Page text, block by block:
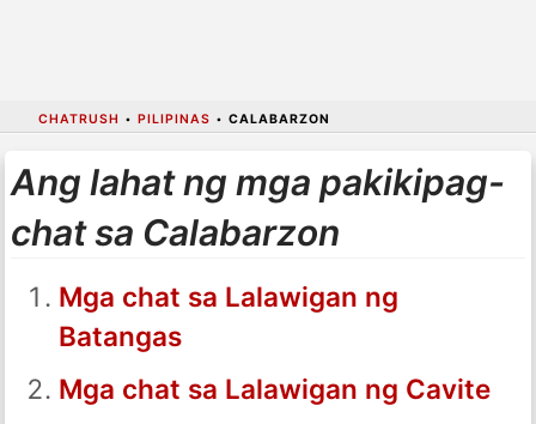
CHATRUSH • PILIPINAS • CALABARZON
Ang lahat ng mga pakikipag-
chat sa Calabarzon
Mga chat sa Lalawigan ng
Batangas
Mga chat sa Lalawigan ng Cavite